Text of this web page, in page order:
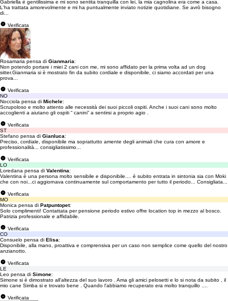
Gabriella è gentilissima e mi sono sentita tranquilla con lei, la mia cagnolina era come a casa.
L'ha trattata amorevolmente e mi ha puntualmente inviato notizie quotidiane. Se avrò bisogno
di...
Verificata
Rosamaria pensa di Gianmaria:
Non potendo portare i miei 2 cani con me, mi sono affidato per la prima volta ad un dog
sitter.Gianmaria si è mostrato fin da subito cordiale e disponibile, ci siamo accordati per una
prova...
Verificata
NO
Nocciola pensa di Michele:
Scrupoloso e molto attento alle necessità dei suoi piccoli ospiti. Anche i suoi cani sono molto
accoglienti a aiutano gli ospiti “ canini” a sentirsi a proprio agio .
Verificata
ST
Stefano pensa di Gianluca:
Preciso, cordiale, disponibile ma soprattutto amente degli animali che cura con amore e
professionalità... consigliatissimo...
Verificata
LO
Loredana pensa di Valentina:
Valentina è una persona molto sensibile e disponibile.... è subito entrata in sintonia sia con Moki
che con noi...ci aggiornava continuamente sul comportamento per tutto il periodo... Consigliata...
Verificata
MO
Monica pensa di Patpuntopet:
Solo complimenti! Contattata per pensione periodo estivo offre location top in mezzo al bosco.
Patrizia professionale e affidabile.
Verificata
CO
Consuelo pensa di Elisa:
Disponibile, alla mano, proattiva e comprensiva per un caso non semplice come quello del nostro
anzianotto.
Verificata
LE
Leo pensa di Simone:
Simone si è dimostrato all'altezza del suo lavoro . Ama gli amici pelosetti e lo si nota da subito , il
mio cane Simba si e trovato bene . Quando l'abbiamo recuperato era molto tranquillo ....
Verificata